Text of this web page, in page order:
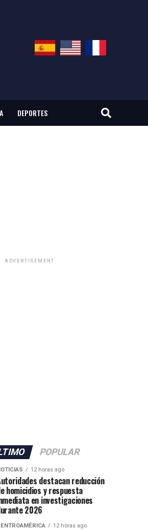
DEPORTES
ADVERTISEMENT
POPULAR
12 horas ago
destacan reducción
homicidios y respuesta
en investigaciones
2026
12 horas ago